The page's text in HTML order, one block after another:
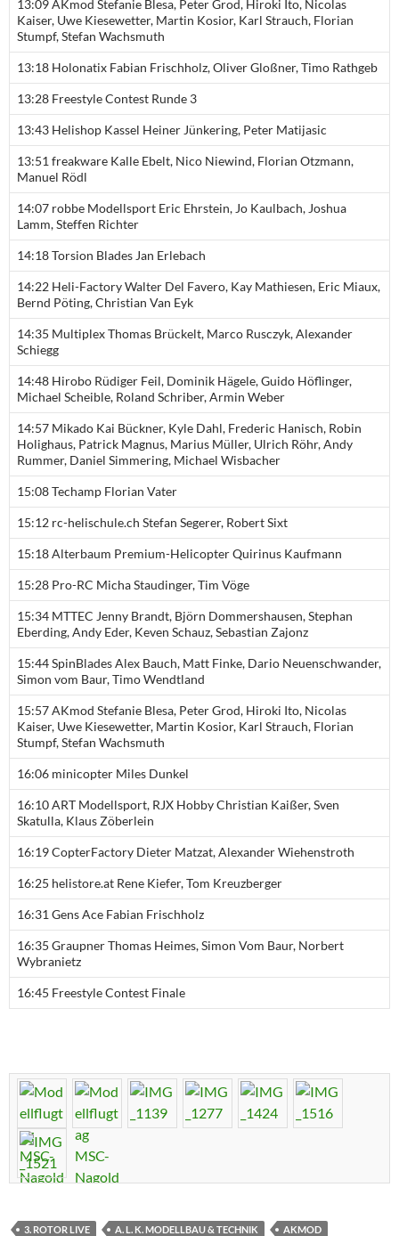
13:09 AKmod Stefanie Blesa, Peter Grod, Hiroki Ito, Nicolas
Kaiser, Uwe Kiesewetter, Martin Kosior, Karl Strauch, Florian
Stumpf, Stefan Wachsmuth
13:18 Holonatix Fabian Frischholz, Oliver Gloßner, Timo Rathgeb
13:28 Freestyle Contest Runde 3
13:43 Helishop Kassel Heiner Jünkering, Peter Matijasic
13:51 freakware Kalle Ebelt, Nico Niewind, Florian Otzmann,
Manuel Rödl
14:07 robbe Modellsport Eric Ehrstein, Jo Kaulbach, Joshua
Lamm, Steffen Richter
14:18 Torsion Blades Jan Erlebach
14:22 Heli-Factory Walter Del Favero, Kay Mathiesen, Eric Miaux,
Bernd Pöting, Christian Van Eyk
14:35 Multiplex Thomas Brückelt, Marco Rusczyk, Alexander
Schiegg
14:48 Hirobo Rüdiger Feil, Dominik Hägele, Guido Höflinger,
Michael Scheible, Roland Schriber, Armin Weber
14:57 Mikado Kai Bückner, Kyle Dahl, Frederic Hanisch, Robin
Holighaus, Patrick Magnus, Marius Müller, Ulrich Röhr, Andy
Rummer, Daniel Simmering, Michael Wisbacher
15:08 Techamp Florian Vater
15:12 rc-helischule.ch Stefan Segerer, Robert Sixt
15:18 Alterbaum Premium-Helicopter Quirinus Kaufmann
15:28 Pro-RC Micha Staudinger, Tim Vöge
15:34 MTTEC Jenny Brandt, Björn Dommershausen, Stephan
Eberding, Andy Eder, Keven Schauz, Sebastian Zajonz
15:44 SpinBlades Alex Bauch, Matt Finke, Dario Neuenschwander,
Simon vom Baur, Timo Wendtland
15:57 AKmod Stefanie Blesa, Peter Grod, Hiroki Ito, Nicolas
Kaiser, Uwe Kiesewetter, Martin Kosior, Karl Strauch, Florian
Stumpf, Stefan Wachsmuth
16:06 minicopter Miles Dunkel
16:10 ART Modellsport, RJX Hobby Christian Kaißer, Sven
Skatulla, Klaus Zöberlein
16:19 CopterFactory Dieter Matzat, Alexander Wiehenstroth
16:25 helistore.at Rene Kiefer, Tom Kreuzberger
16:31 Gens Ace Fabian Frischholz
16:35 Graupner Thomas Heimes, Simon Vom Baur, Norbert
Wybranietz
16:45 Freestyle Contest Finale
3. ROTOR LIVE A. L. K. MODELLBAU & TECHNIK
AKMOD